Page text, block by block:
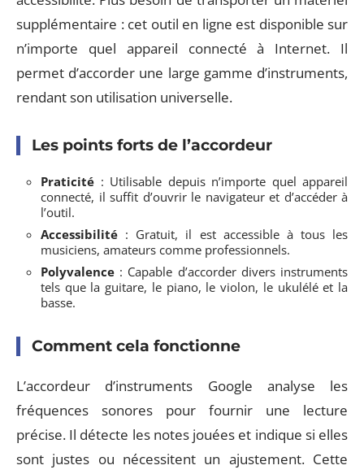
supplémentaire : cet outil en ligne est disponible sur
n’importe quel appareil connecté à Internet. Il
permet d’accorder une large gamme d’instruments,
rendant son utilisation universelle.
Les points forts de l’accordeur
Praticité : Utilisable depuis n’importe quel appareil
connecté, il suffit d’ouvrir le navigateur et d’accéder à
l’outil.
Accessibilité : Gratuit, il est accessible à tous les
musiciens, amateurs comme professionnels.
Polyvalence : Capable d’accorder divers instruments
tels que la guitare, le piano, le violon, le ukulélé et la
basse.
Comment cela fonctionne
L’accordeur d’instruments Google analyse les
fréquences sonores pour fournir une lecture
précise. Il détecte les notes jouées et indique si elles
sont justes ou nécessitent un ajustement. Cette